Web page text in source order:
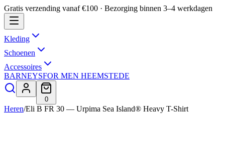
Gratis verzending vanaf €100 · Bezorging binnen 3–4 werkdagen
Kleding
Schoenen
Accessoires
BARNEYSFOR MEN HEEMSTEDE
0
Heren/Eli B FR 30 — Urpima Sea Island® Heavy T-Shirt